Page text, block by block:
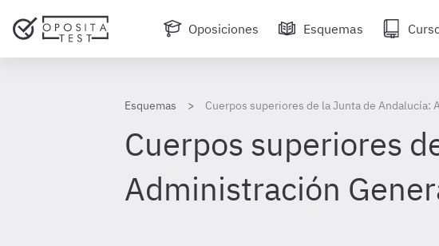
Oposiciones Esquemas
Esquemas Cuerpos superiores de la Junta de
Cuerpos superiores
Administración